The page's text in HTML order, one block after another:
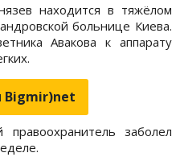
находится в тяжёлом
больнице Киева.
Авакова к аппарату
Bigmir)net
заболел